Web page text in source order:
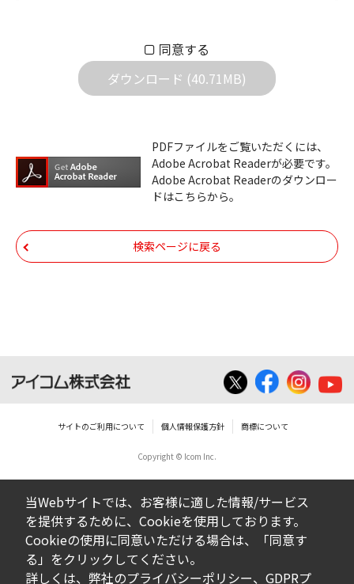
社は一切の責任を負いません。また、ファイ
ルの内容などの変更は一切行わないでくださ
機器のコントロールコマンドの仕様書、およ
びその他すべてのダウンロードファイルにつ
いての著作権を含むすべての権利は、アイコ
帰属します。ダウンロードしたファイルは、
個人で使用される以外にはご使用できませ
せんのでご了承ください。
告なく改良及び変更される場合があります。
ダウンロードサービスに掲載していますBIOS/
ファームウェアデータにつきましては、パソ
コンの基本システムを制御する重要なデータ
ですから、データの書換中に誤操作や中断に
よって失敗した場合、パソコンが正常に動作
しなくなります。お客様がBIOS/ファームウェ
同意する
ダウンロード (40.71MB)
PDFファイルをご覧いただくには、
Adobe Acrobat Readerが必要です。
Adobe Acrobat Readerのダウンロー
ドはこちらから。
検索ページに戻る
サイトのご利用について 個人情報保護方針 商標について
Copyright © Icom Inc.
当Webサイトでは、お客様に適した情報/サービス
を提供するために、Cookieを使用しております。
Cookieの使用に同意いただける場合は、「同意す
る」をクリックしてください。
詳しくは、弊社のプライバシーポリシー、 GDPRプ